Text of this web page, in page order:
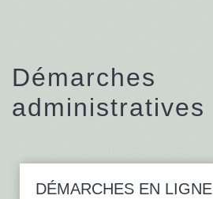
Démarches
administratives
DÉMARCHES EN LIGNE